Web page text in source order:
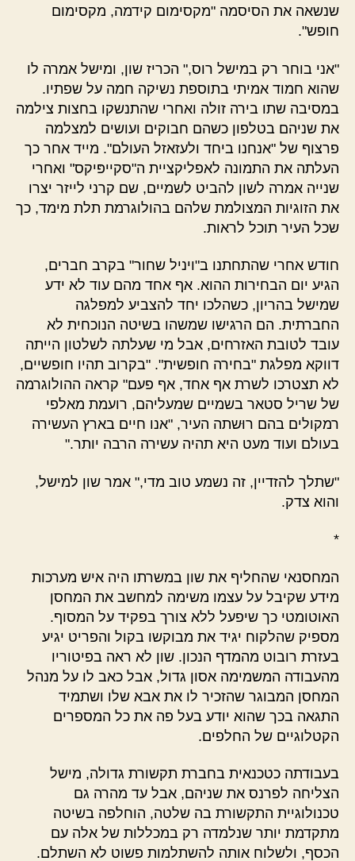
שנשאה את הסיסמה "מקסימום קידמה, מקסימום
חופש".
"אני בוחר רק במישל רוס," הכריז שון, ומישל אמרה לו
שהוא חמוד אמיתי בתוספת נשיקה חמה על שפתיו.
במסיבה שתו בירה זולה ואחרי שהתנשקו בחצות צילמה
את שניהם בטלפון כשהם חבוקים ועושים למצלמה
פרצוף של "אנחנו ביחד ולעזאזל העולם". מייד אחר כך
העלתה את התמונה לאפליקציית ה"סקייפּיקס" ואחרי
שנייה אמרה לשון להביט לשמיים, שם קרני לייזר יצרו
את הזוגיות המצולמת שלהם בהולוגרמת תלת מימד, כך
שכל העיר תוכל לראות.
חודש אחרי שהתחתנו ב"ויניל שחור" בקרב חברים,
הגיע יום הבחירות ההוא. אף אחד מהם עוד לא ידע
שמישל בהריון, כשהלכו יחד להצביע למפלגה
החברתית. הם הרגישו שמשהו בשיטה הנוכחית לא
עובד לטובת האזרחים, אבל מי שעלתה לשלטון הייתה
דווקא מפלגת "בחירה חופשית". "בקרוב תהיו חופשיים,
לא תצטרכו לשרת אף אחד, אף פעם" קראה ההולוגרמה
של שריל סטאר בשמיים שמעליהם, רועמת מאלפי
רמקולים בהם רוּשתה העיר, "אנו חיים בארץ העשירה
בעולם ועוד מעט היא תהיה עשירה הרבה יותר."
"שתלך להזדיין, זה נשמע טוב מדי," אמר שון למישל,
והוא צדק.
*
המחסנאי שהחליף את שון במשרתו היה איש מערכות
מידע שקיבל על עצמו משימה למחשב את המחסן
האוטומטי כך שיפעל ללא צורך בפקיד על המסוף.
מספיק שהלקוח יגיד את מבוקשו בקול והפריט יגיע
בעזרת רובוט מהמדף הנכון. שון לא ראה בפיטוריו
מהעבודה המשמימה אסון גדול, אבל כאב לו על מנהל
המחסן המבוגר שהזכיר לו את אבא שלו ושתמיד
התגאה בכך שהוא יודע בעל פה את כל המספרים
הקטלוגיים של החלפים.
בעבודתה כטכנאית בחברת תקשורת גדולה, מישל
הצליחה לפרנס את שניהם, אבל עד מהרה גם
טכנולוגיית התקשורת בה שלטה, הוחלפה בשיטה
מתקדמת יותר שנלמדה רק במכללות של אלה עם
הכסף, ולשלוח אותה להשתלמות פשוט לא השתלם.